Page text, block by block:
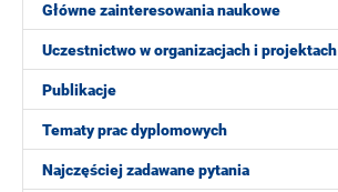
Główne zainteresowania naukowe
Uczestnictwo w organizacjach i projektach
Publikacje
Tematy prac dyplomowych
Najczęściej zadawane pytania